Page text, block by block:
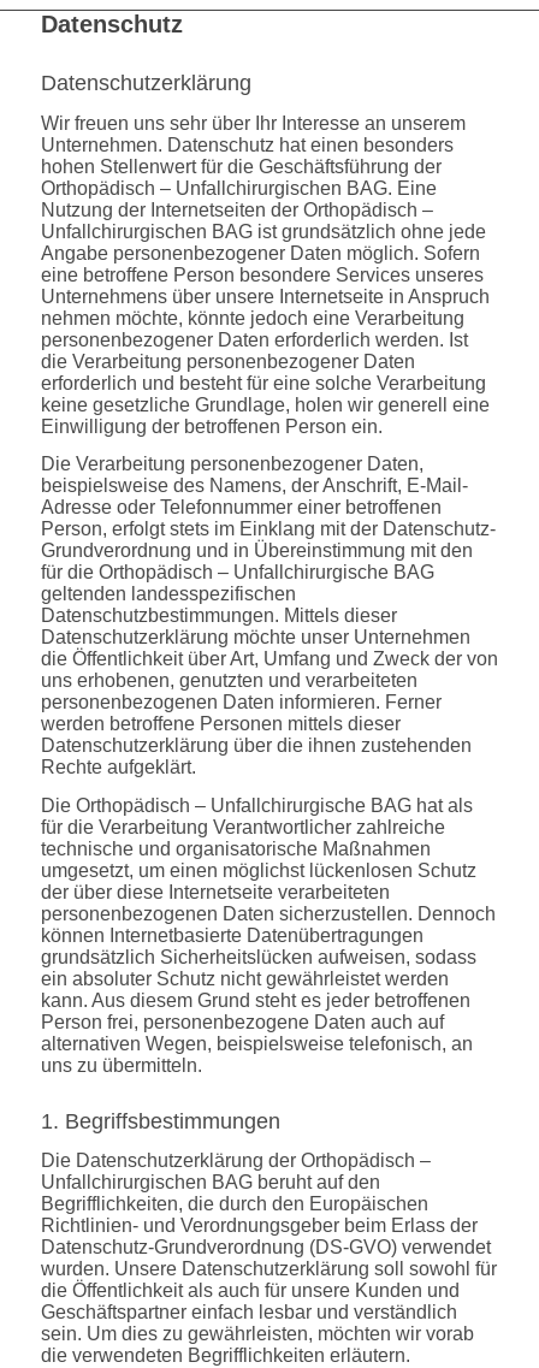
Datenschutz
Datenschutzerklärung
Wir freuen uns sehr über Ihr Interesse an unserem
Unternehmen. Datenschutz hat einen besonders
hohen Stellenwert für die Geschäftsführung der
Orthopädisch – Unfallchirurgischen BAG. Eine
Nutzung der Internetseiten der Orthopädisch –
Unfallchirurgischen BAG ist grundsätzlich ohne jede
Angabe personenbezogener Daten möglich. Sofern
eine betroffene Person besondere Services unseres
Unternehmens über unsere Internetseite in Anspruch
nehmen möchte, könnte jedoch eine Verarbeitung
personenbezogener Daten erforderlich werden. Ist
die Verarbeitung personenbezogener Daten
erforderlich und besteht für eine solche Verarbeitung
keine gesetzliche Grundlage, holen wir generell eine
Einwilligung der betroffenen Person ein.
Die Verarbeitung personenbezogener Daten,
beispielsweise des Namens, der Anschrift, E-Mail-
Adresse oder Telefonnummer einer betroffenen
Person, erfolgt stets im Einklang mit der Datenschutz-
Grundverordnung und in Übereinstimmung mit den
für die Orthopädisch – Unfallchirurgische BAG
geltenden landesspezifischen
Datenschutzbestimmungen. Mittels dieser
Datenschutzerklärung möchte unser Unternehmen
die Öffentlichkeit über Art, Umfang und Zweck der von
uns erhobenen, genutzten und verarbeiteten
personenbezogenen Daten informieren. Ferner
werden betroffene Personen mittels dieser
Datenschutzerklärung über die ihnen zustehenden
Rechte aufgeklärt.
Die Orthopädisch – Unfallchirurgische BAG hat als
für die Verarbeitung Verantwortlicher zahlreiche
technische und organisatorische Maßnahmen
umgesetzt, um einen möglichst lückenlosen Schutz
der über diese Internetseite verarbeiteten
personenbezogenen Daten sicherzustellen. Dennoch
können Internetbasierte Datenübertragungen
grundsätzlich Sicherheitslücken aufweisen, sodass
ein absoluter Schutz nicht gewährleistet werden
kann. Aus diesem Grund steht es jeder betroffenen
Person frei, personenbezogene Daten auch auf
alternativen Wegen, beispielsweise telefonisch, an
uns zu übermitteln.
1. Begriffsbestimmungen
Die Datenschutzerklärung der Orthopädisch –
Unfallchirurgischen BAG beruht auf den
Begrifflichkeiten, die durch den Europäischen
Richtlinien- und Verordnungsgeber beim Erlass der
Datenschutz-Grundverordnung (DS-GVO) verwendet
wurden. Unsere Datenschutzerklärung soll sowohl für
die Öffentlichkeit als auch für unsere Kunden und
Geschäftspartner einfach lesbar und verständlich
sein. Um dies zu gewährleisten, möchten wir vorab
die verwendeten Begrifflichkeiten erläutern.